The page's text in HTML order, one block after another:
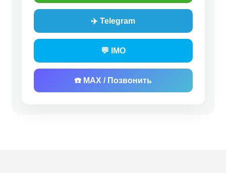
✈️ Telegram
💬 IMO
☎️ MAX / Позвонить